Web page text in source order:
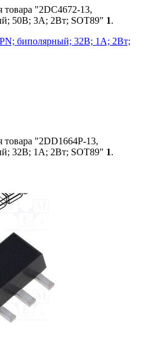
товара "2DC4672-13,
50В; 3А; 2Вт; SOT89" 1.
биполярный; 32В; 1А; 2Вт;
товара "2DD1664P-13,
32В; 1А; 2Вт; SOT89" 1.